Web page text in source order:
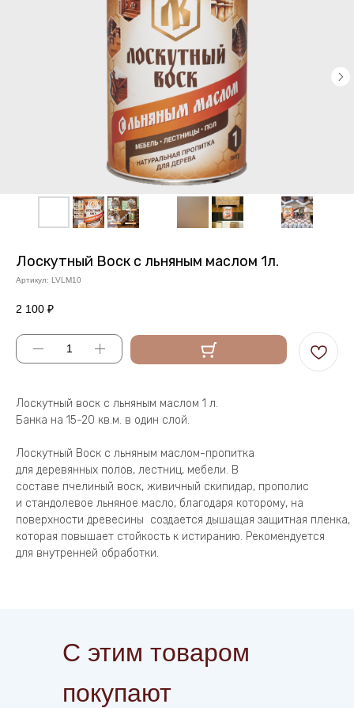
Лоскутный Воск с льняным маслом 1л.
Артикул: LVLM10
2 100 ₽
Лоскутный воск с льняным маслом 1 л.
Банка на 15-20 кв.м. в один слой.
Лоскутный Воск с льняным маслом-пропитка
для деревянных полов, лестниц, мебели. В
составе пчелиный воск, живичный скипидар, прополис
и стандолевое льняное масло, благодаря которому, на
поверхности древесины создается дышащая защитная пленка,
которая повышает стойкость к истиранию. Рекомендуется
для внутренней обработки.
С этим товаром
покупают